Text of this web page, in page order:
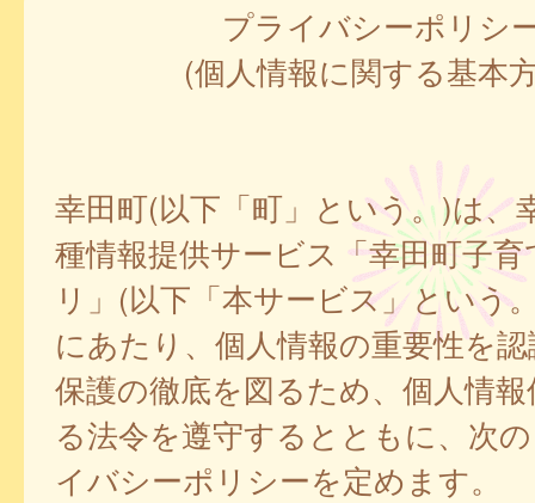
プライバシーポリシ
(個人情報に関する基本
幸田町(以下「町」という。)は、
種情報提供サービス「幸田町子
リ」(以下「本サービス」という
にあたり、個人情報の重要性を
保護の徹底を図るため、個人情
る法令を遵守するとともに、次
イバシーポリシーを定めます。